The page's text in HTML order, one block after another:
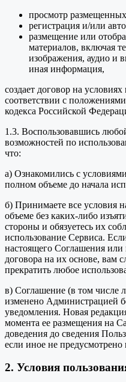
просмотр
регистрация и/или
размещение или
материалов, включая
изображения, аудио и
иная информация,
создает договор на
соответствии с
кодекса Российской
1.3. Воспользовавшись
возможностей по
что:
а) Ознакомились с
полном объеме до начала
б) Принимаете все условия
объеме без каких-либо
стороны и обязуетесь их
использование Сервиса.
настоящего Соглашения или
договора на их основе, вам
прекратить любое
в) Соглашение (в том числе
изменено Администрацией
уведомления. Новая
момента ее размещения на
доведения до сведения
если иное не
2. Условия